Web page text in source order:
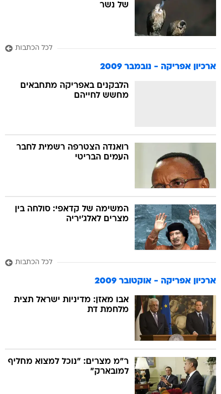
של נשר
לכל הכתבות
ארכיון אפריקה - נובמבר 2009
הלבקנים באפריקה מתחבאים
מחשש לחייהם
רואנדה הצטרפה רשמית לחבר
העמים הבריטי
המשימה של קדאפי: סולחה בין
מצרים לאלג'יריה
לכל הכתבות
ארכיון אפריקה - אוקטובר 2009
אבו מאזן: מדיניות ישראל תצית
מלחמת דת
ר"מ מצרים: "נוכל למצוא מחליף
למובארק"